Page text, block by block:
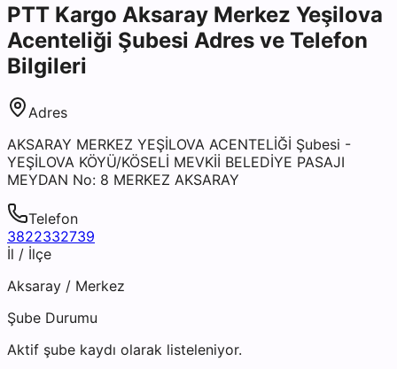
PTT Kargo Aksaray Merkez Yeşilova
Acenteliği Şubesi Adres ve Telefon
Bilgileri
Adres
AKSARAY MERKEZ YEŞİLOVA ACENTELİĞİ Şubesi -
YEŞİLOVA KÖYÜ/KÖSELİ MEVKİİ BELEDİYE PASAJI
MEYDAN No: 8 MERKEZ AKSARAY
Telefon
3822332739
İl / İlçe
Aksaray / Merkez
Şube Durumu
Aktif şube kaydı olarak listeleniyor.